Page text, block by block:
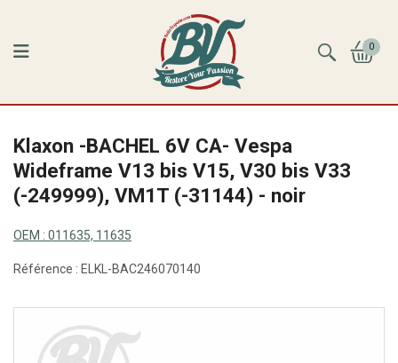
0
Klaxon -BACHEL 6V CA- Vespa
Wideframe V13 bis V15, V30 bis V33
(-249999), VM1T (-31144) - noir
OEM : 011635, 11635
Référence : ELKL-BAC246070140